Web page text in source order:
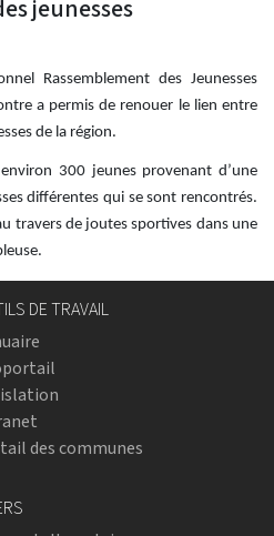
jeunesses
Rassemblement des Jeunesses
a permis de renouer le lien entre
de la région.
300 jeunes provenant d’une
différentes qui se sont rencontrés.
travers de joutes sportives dans une
DE TRAVAIL
des communes